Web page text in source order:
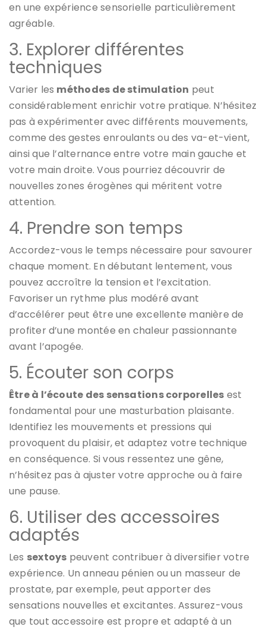
en une expérience sensorielle particulièrement
agréable.
3. Explorer différentes
techniques
Varier les méthodes de stimulation peut
considérablement enrichir votre pratique. N’hésitez
pas à expérimenter avec différents mouvements,
comme des gestes enroulants ou des va-et-vient,
ainsi que l’alternance entre votre main gauche et
votre main droite. Vous pourriez découvrir de
nouvelles zones érogènes qui méritent votre
attention.
4. Prendre son temps
Accordez-vous le temps nécessaire pour savourer
chaque moment. En débutant lentement, vous
pouvez accroître la tension et l’excitation.
Favoriser un rythme plus modéré avant
d’accélérer peut être une excellente manière de
profiter d’une montée en chaleur passionnante
avant l’apogée.
5. Écouter son corps
Être à l’écoute des sensations corporelles est
fondamental pour une masturbation plaisante.
Identifiez les mouvements et pressions qui
provoquent du plaisir, et adaptez votre technique
en conséquence. Si vous ressentez une gêne,
n’hésitez pas à ajuster votre approche ou à faire
une pause.
6. Utiliser des accessoires
adaptés
Les sextoys peuvent contribuer à diversifier votre
expérience. Un anneau pénien ou un masseur de
prostate, par exemple, peut apporter des
sensations nouvelles et excitantes. Assurez-vous
que tout accessoire est propre et adapté à un